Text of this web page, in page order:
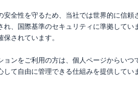
安全性を守るため、当社では世界的に信
れ、国際基準のセキュリティに準拠して
されています。
ョンをご利用の方は、個人ページからい
して自由に管理できる仕組みを提供してい